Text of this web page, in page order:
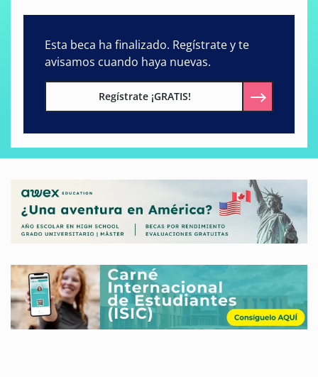
Esta beca ha finalizado. Regístrate y te
avisamos cuando haya nuevas.
Regístrate ¡GRATIS!